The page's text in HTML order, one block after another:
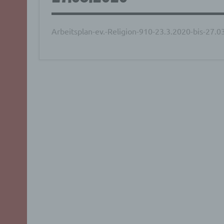
Arbeitsplan-ev.-Religion-910-23.3.2020-bis-